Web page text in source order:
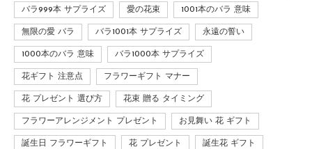
バラ999本 サプライズ 愛の花束 1001本のバラ 意味
無限の愛 バラ バラ1001本 サプライズ 永遠の誓い
1000本のバラ 意味 バラ1000本 サプライズ
花ギフト 注意点 フラワーギフト マナー
花 プレゼント 選び方 花束 贈る タイミング
フラワーアレンジメント プレゼント お見舞い 花 ギフト
誕生日 フラワーギフト 花 プレゼント 誕生花 ギフト